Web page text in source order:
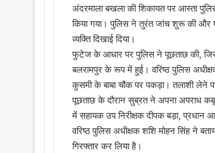
अंदरमाला बखला की शिकायत पर आस्ता
किया गया। पुलिस ने तुरंत जांच शुरू की
व्यक्ति दिखाई दिया।
फुटेज के आधार पर पुलिस ने पूछताछ की, जिसमें
बलरामपुर के रूप में हुई। वरिष्ठ पुलिस
कुसमी के बाबा चौक पर पकड़ा। तलाशी लेने
पूछताछ के दौरान सुब्रत ने अपना अपराध
में सहायक उप निरीक्षक दीपक बड़ा, प्रधान
वरिष्ठ पुलिस अधीक्षक शशि मोहन सिंह ने
गिरफ्तार कर लिया है।